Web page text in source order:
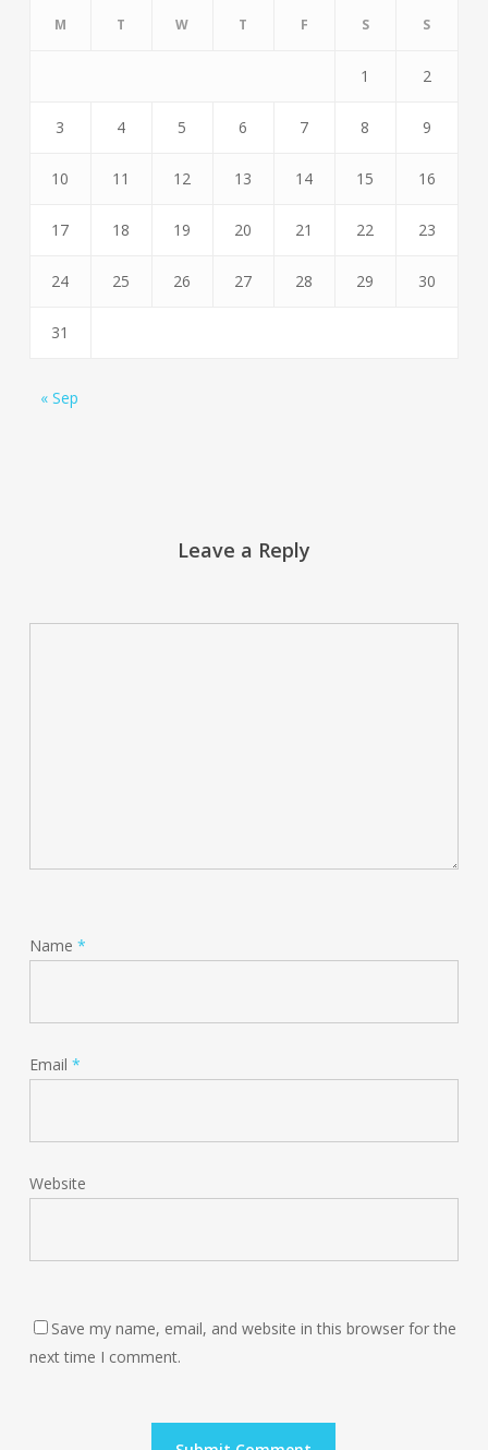
M T W T F S S
1 2
3 4 5 6 7 8 9
10 11 12 13 14 15 16
17 18 19 20 21 22 23
24 25 26 27 28 29 30
31
« Sep
Leave a Reply
Name *
Email *
Website
Save my name, email, and website in this browser for the
next time I comment.